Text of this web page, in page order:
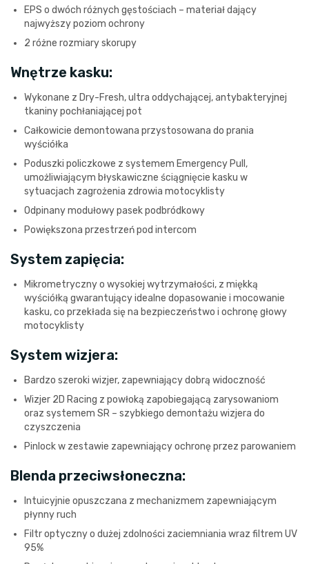
EPS o dwóch różnych gęstościach – materiał dający
najwyższy poziom ochrony
2 różne rozmiary skorupy
Wnętrze kasku:
Wykonane z Dry-Fresh, ultra oddychającej, antybakteryjnej
tkaniny pochłaniającej pot
Całkowicie demontowana przystosowana do prania
wyściółka
Poduszki policzkowe z systemem Emergency Pull,
umożliwiającym błyskawiczne ściągnięcie kasku w
sytuacjach zagrożenia zdrowia motocyklisty
Odpinany modułowy pasek podbródkowy
Powiększona przestrzeń pod intercom
System zapięcia:
Mikrometryczny o wysokiej wytrzymałości, z miękką
wyściółką gwarantujący idealne dopasowanie i mocowanie
kasku, co przekłada się na bezpieczeństwo i ochronę głowy
motocyklisty
System wizjera:
Bardzo szeroki wizjer, zapewniający dobrą widoczność
Wizjer 2D Racing z powłoką zapobiegającą zarysowaniom
oraz systemem SR – szybkiego demontażu wizjera do
czyszczenia
Pinlock w zestawie zapewniający ochronę przez parowaniem
Blenda przeciwsłoneczna:
Intuicyjnie opuszczana z mechanizmem zapewniającym
płynny ruch
Filtr optyczny o dużej zdolności zaciemniania wraz filtrem UV
95%